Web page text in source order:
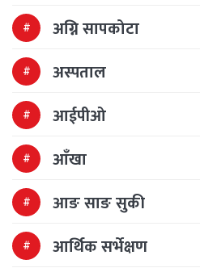
अग्नि सापकोटा
अस्पताल
आईपीओ
आँखा
आङ साङ सुकी
आर्थिक सर्भेक्षण